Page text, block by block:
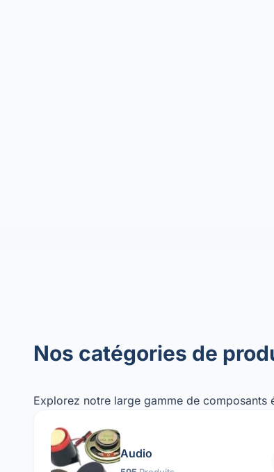
Nos catégories de
Explorez notre large gamme de composants
Audio